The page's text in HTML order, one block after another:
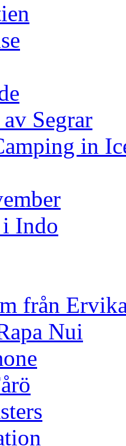
Segrar
in
Indo
från
Nui